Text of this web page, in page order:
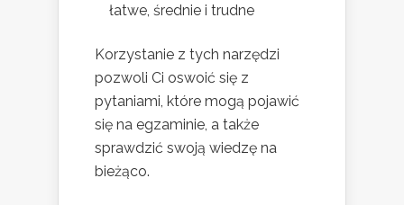
łatwe, średnie i trudne
Korzystanie z tych narzędzi
pozwoli Ci oswoić się z
pytaniami, które mogą pojawić
się na egzaminie, a także
sprawdzić swoją wiedzę na
bieżąco.